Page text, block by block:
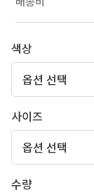
색상
사이즈
수량